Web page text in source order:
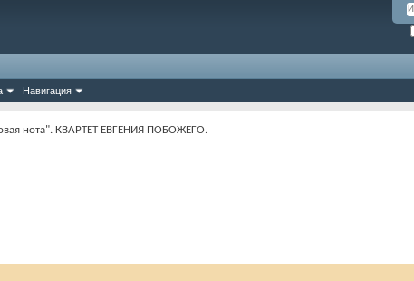
Навигация
нота". КВАРТЕТ ЕВГЕНИЯ ПОБОЖЕГО.